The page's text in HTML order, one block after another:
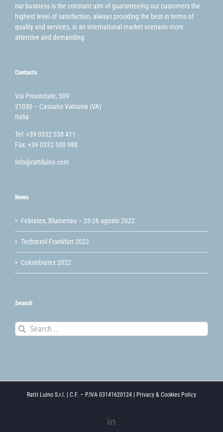
our business is the constant aim of guaranteeing our customers the
highest level of satisfaction, always providing the best in terms of
quality and services, in an international market scenario more
attentive and demanding.
Contacts
Via Provinciale, 309
21030 – Cassano Valcuvia (VA)
Italia
Tel: +39 0332 538 411
Fax: +39 0332 530 988
info@rattiluino.com
News
Febratex, Blumenau – 23-26 agosto 2022
Techtextil Frankfurt 2022
Colombiatex 2022
Search
Search
for:
Ratti Luino S.r.l. | C.F. – P.IVA 03141620124 | Privacy & Cookies Policy
LinkedIn